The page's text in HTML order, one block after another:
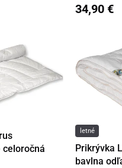
34,90 €
celoročná
letné
Prikrývka
bavlna